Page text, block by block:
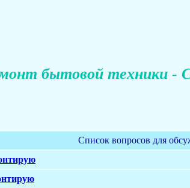
бытовой техники -
Список вопросов для